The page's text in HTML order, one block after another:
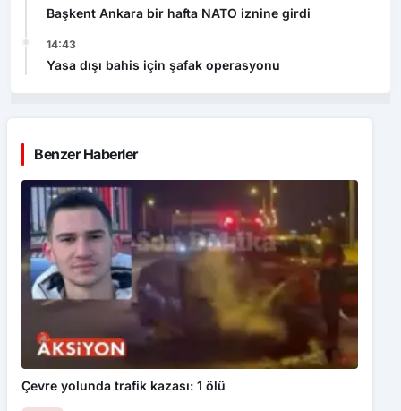
Başkent Ankara bir hafta NATO iznine girdi
14:43
Yasa dışı bahis için şafak operasyonu
Benzer Haberler
Çevre yolunda trafik kazası: 1 ölü